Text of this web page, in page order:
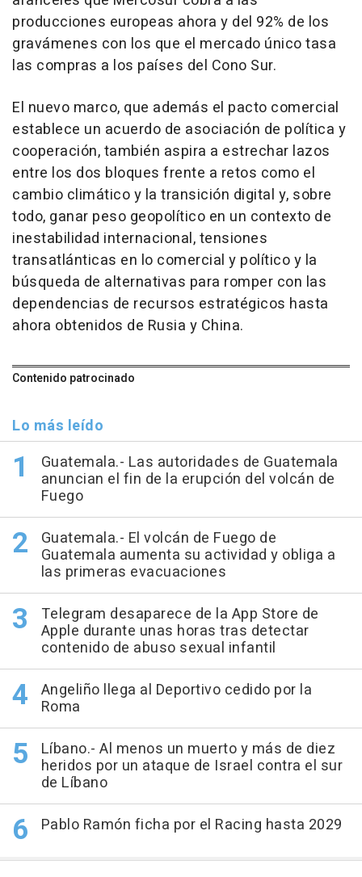
producciones europeas ahora y del 92% de los
gravámenes con los que el mercado único tasa
las compras a los países del Cono Sur.
El nuevo marco, que además el pacto comercial
establece un acuerdo de asociación de política y
cooperación, también aspira a estrechar lazos
entre los dos bloques frente a retos como el
cambio climático y la transición digital y, sobre
todo, ganar peso geopolítico en un contexto de
inestabilidad internacional, tensiones
transatlánticas en lo comercial y político y la
búsqueda de alternativas para romper con las
dependencias de recursos estratégicos hasta
ahora obtenidos de Rusia y China.
Contenido patrocinado
Lo más leído
Guatemala.- Las autoridades de Guatemala
anuncian el fin de la erupción del volcán de
Fuego
Guatemala.- El volcán de Fuego de
Guatemala aumenta su actividad y obliga a
las primeras evacuaciones
Telegram desaparece de la App Store de
Apple durante unas horas tras detectar
contenido de abuso sexual infantil
Angeliño llega al Deportivo cedido por la
Roma
Líbano.- Al menos un muerto y más de diez
heridos por un ataque de Israel contra el sur
de Líbano
Pablo Ramón ficha por el Racing hasta 2029